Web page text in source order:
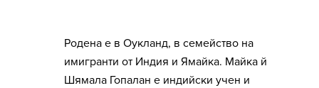
Родена е в Оукланд, в семейство на
имигранти от Индия и Ямайка. Майка й
Шямала Гопалан е индийски учен и